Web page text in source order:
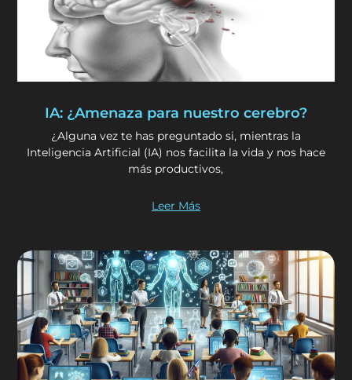
IA: ¿Amenaza para nuestro cerebro?
¿Alguna vez te has preguntado si, mientras la
Inteligencia Artificial (IA) nos facilita la vida y nos hace
más productivos,
Leer Más